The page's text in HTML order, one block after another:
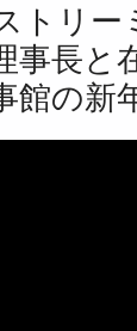
トリ
事長と
館の新